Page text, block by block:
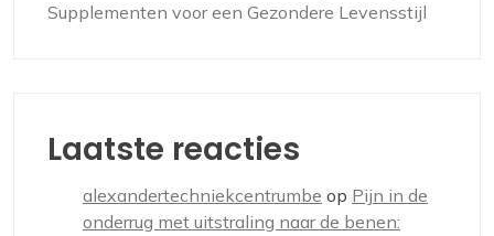
Supplementen voor een Gezondere Levensstijl
Laatste reacties
alexandertechniekcentrumbe op Pijn in de
onderrug met uitstraling naar de benen: